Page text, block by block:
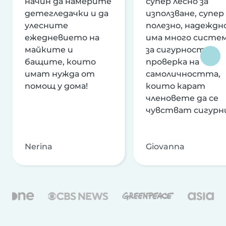
детегледачки и да
улесните
ежедневието на
майките и
бащите, които
имат нужда от
помощ у дома!
Nerina
използване, супер
полезно,
има много
за сигурност и
проверка на
самоличността,
които карат
членовете да се
чувстват
Giovanna